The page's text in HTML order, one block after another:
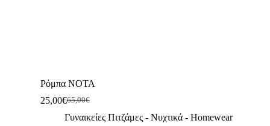
Ρόμπα NOTA
65,00€
25,00€
Γυναικείες Πιτζάμες - Νυχτικά - Homewear